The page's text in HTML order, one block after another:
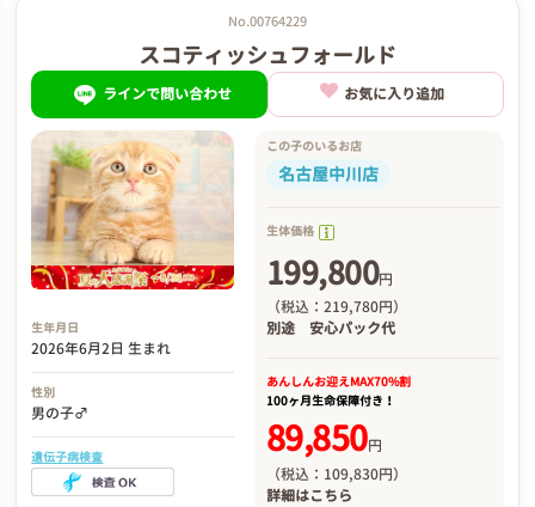
No.00764229
スコティッシュフォールド
ラインで問い合わせ お気に入り追加
生年月日
2026年6月2日 生まれ
性別
男の子♂
遺伝子病検査
この子のいるお店
名古屋中川店
生体価格
199,800円
（税込：219,780円）
別途 安心パック代
あんしんお迎えMAX70%割
100ヶ月生命保障付き！
89,850円
（税込：109,830円）
詳細はこちら